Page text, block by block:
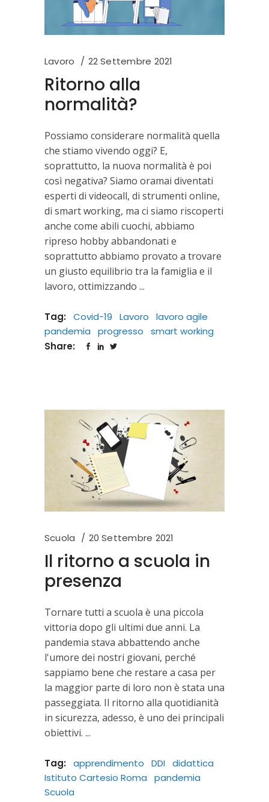
Lavoro 22 Settembre 2021
Ritorno alla
normalità?
Possiamo considerare normalità quella
che stiamo vivendo oggi? E,
soprattutto, la nuova normalità è poi
così negativa? Siamo oramai diventati
esperti di videocall, di strumenti online,
di smart working, ma ci siamo riscoperti
anche come abili cuochi, abbiamo
ripreso hobby abbandonati e
soprattutto abbiamo provato a trovare
un giusto equilibrio tra la famiglia e il
lavoro, ottimizzando
Tag: Covid-19 Lavoro
lavoro agile
pandemia
progresso
smart working
Share:
Scuola 20 Settembre 2021
Il ritorno a scuola in
presenza
Tornare tutti a scuola è una piccola
vittoria dopo gli ultimi due anni. La
pandemia stava abbattendo anche
l'umore dei nostri giovani, perché
sappiamo bene che restare a casa per
la maggior parte di loro non è stata una
passeggiata. Il ritorno alla quotidianità
in sicurezza, adesso, è uno dei principali
obiettivi.
Tag: apprendimento DDI didattica
Istituto Cartesio Roma
pandemia
Scuola